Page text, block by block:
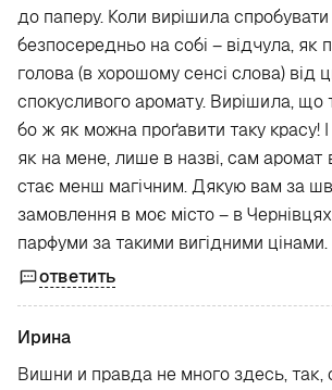
до паперу. Коли вирішила
безпосередньо на собі – відчула, як
голова (в хорошому сенсі слова) від
спокусливого аромату. Вирішила, що
бо ж як можна проґавити таку красу!
як на мене, лише в назві, сам аромат
стає менш магічним. Дякую вам за
замовлення в моє місто – в
парфуми за такими вигідними цінами.
ответить
Ирина
Вишни и правда не много здесь,